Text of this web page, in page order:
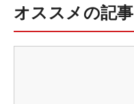
オススメの記事